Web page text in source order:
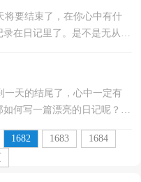
要结束了，在你心中有什
在日记里了。是不是无从下
天的结尾了，心中一定有
何写一篇漂亮的日记呢？下
1682 1683
1684